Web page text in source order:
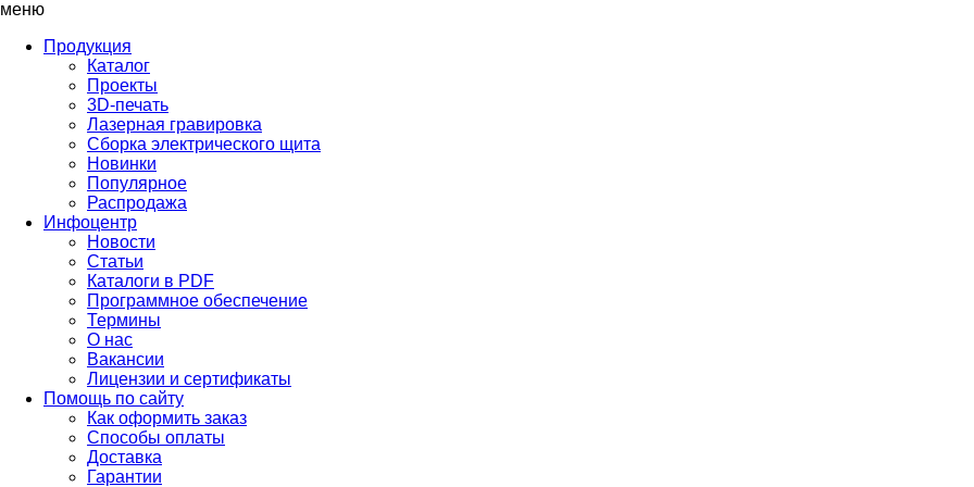
меню
Продукция
Каталог
Проекты
3D-печать
Лазерная гравировка
Сборка электрического щита
Новинки
Популярное
Распродажа
Инфоцентр
Новости
Статьи
Каталоги в PDF
Программное обеспечение
Термины
О нас
Вакансии
Лицензии и сертификаты
Помощь по сайту
Как оформить заказ
Способы оплаты
Доставка
Гарантии